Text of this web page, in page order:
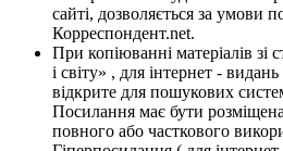
сайті, дозволяється за умови
Корреспондент.net.
При копіюванні матеріалів
і світу» , для інтернет -
відкрите для пошукових
Посилання має бути
повного або часткового